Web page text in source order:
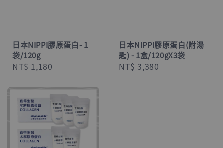
日本NIPPI膠原蛋白- 1
袋/120g
Regular
NT$ 1,180
日本NIPPI膠原蛋白(附湯
匙) - 1盒/120gX3袋
Regular
NT$ 3,380